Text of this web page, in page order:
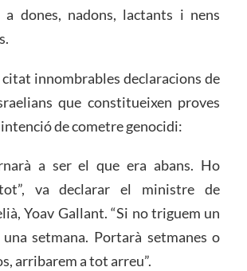
a dones, nadons, lactants i nens
innombrables declaracions de
que constitueixen proves
de cometre genocidi:
a ser el que era abans. Ho
va declarar el ministre de
Yoav Gallant. “Si no triguem un
setmana. Portarà setmanes o
arribarem a tot arreu”.